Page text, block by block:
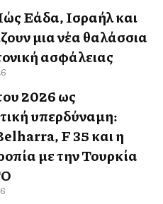
Ελλάδα, Ισραήλ και
μια νέα θαλάσσια
ασφάλειας
2026 ως
υπερδύναμη:
F 35 και η
με την Τουρκία